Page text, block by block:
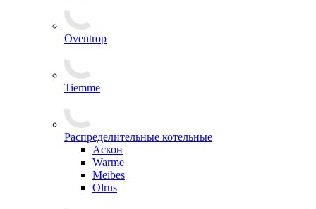
Oventrop
Tiemme
Распределительные котельные
Аскон
Warme
Meibes
Olrus